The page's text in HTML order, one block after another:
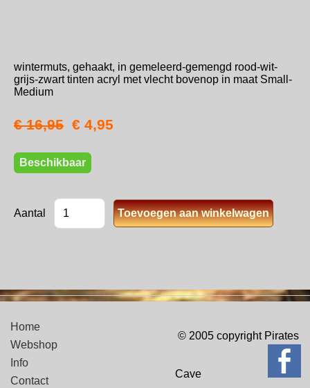
wintermuts, gehaakt, in gemeleerd-gemengd rood-wit-
grijs-zwart tinten acryl met vlecht bovenop in maat Small-
Medium
€ 16,95 € 4,95
Beschikbaar
Aantal
Home
Webshop
Info
Contact
© 2005 copyright Pirates
Cave